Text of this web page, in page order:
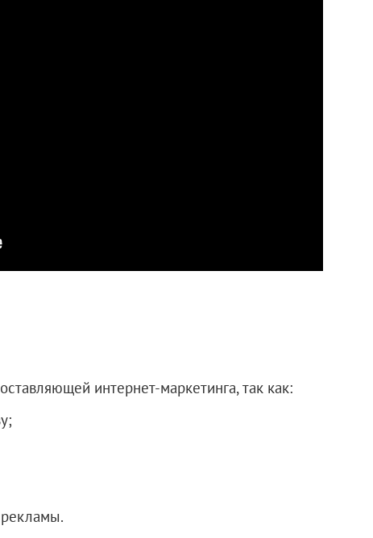
интернет-маркетинга, так как: